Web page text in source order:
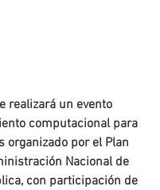
realizará un evento
computacional para
organizado por el Plan
Nacional de
con participación de